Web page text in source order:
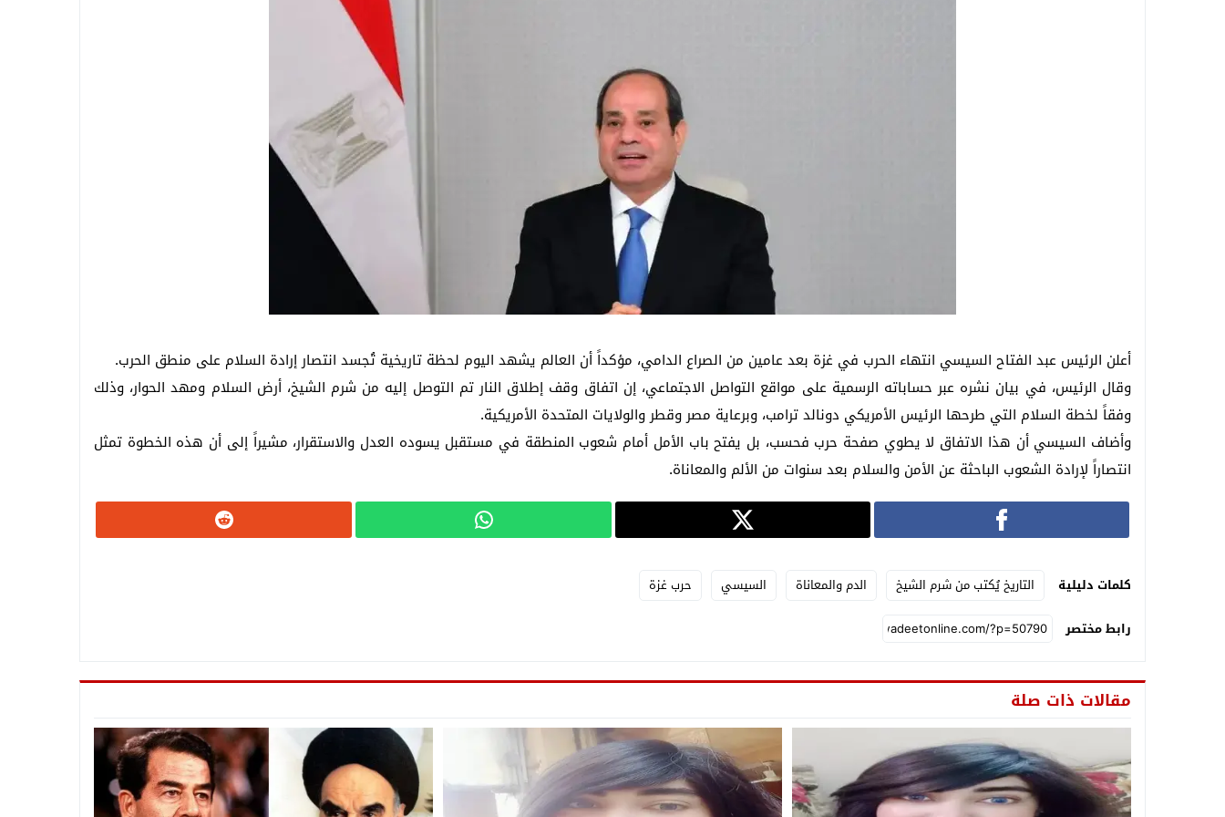
زلزال خليج السويس يهز القاهرة .. انهيار جزئي لعقار في روض الفرج ولجنة هندسية تكشف حجم الأضرار ومعهد الفلك يوضح السبب
بعد زلزال الفجر .. البحوث الفلكية تكشف مفاجأة عن الهزات الارتدادية والهلال الأحمر يعلن الطوارئ
أعلن الرئيس عبد الفتاح السيسي انتهاء الحرب في غزة بعد عامين من الصراع الدامي، مؤكداً أن العالم يشهد اليوم لحظة تاريخية تُجسد انتصار إرادة السلام على منطق الحرب.
وقال الرئيس، في بيان نشره عبر حساباته الرسمية على مواقع التواصل الاجتماعي، إن اتفاق وقف إطلاق النار تم التوصل إليه من شرم الشيخ، أرض السلام ومهد الحوار، وذلك
وفقاً لخطة السلام التي طرحها الرئيس الأمريكي دونالد ترامب، وبرعاية مصر وقطر والولايات المتحدة الأمريكية.
وأضاف السيسي أن هذا الاتفاق لا يطوي صفحة حرب فحسب، بل يفتح باب الأمل أمام شعوب المنطقة في مستقبل يسوده العدل والاستقرار، مشيراً إلى أن هذه الخطوة تمثل
انتصاراً لإرادة الشعوب الباحثة عن الأمن والسلام بعد سنوات من الألم والمعاناة.
كلمات دليلية التاريخ يُكتب من شرم الشيخ الدم والمعاناة السيسي
حرب غزة
رابط مختصر
مقالات ذات صلة